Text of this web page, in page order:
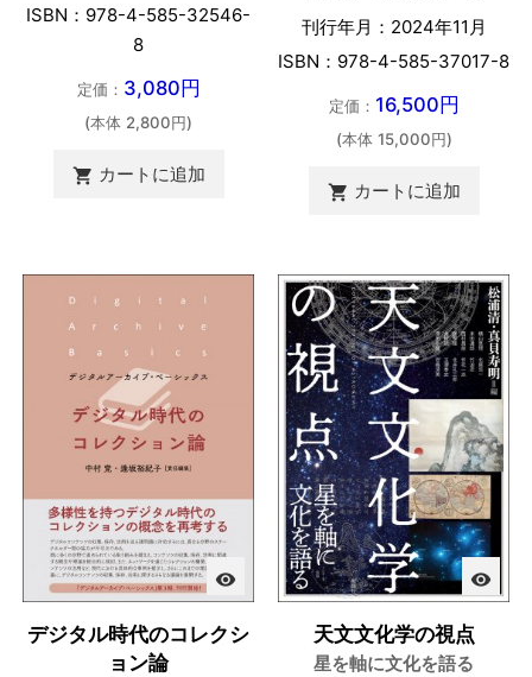
ISBN：978-4-585-32546-
8
定価： 3,080円
(本体 2,800円)
 カートに追加
刊行年月：2024年11月
ISBN：978-4-585-37017-8
定価： 16,500円
(本体 15,000円)
 カートに追加
visibility
デジタル時代のコレクシ
ョン論
visibility
天文文化学の視点
星を軸に文化を語る